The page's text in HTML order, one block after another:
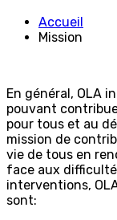
Accueil
Mission
En général, OLA
pouvant
pour tous et au
mission de
vie de tous en
face aux
interventions,
sont: